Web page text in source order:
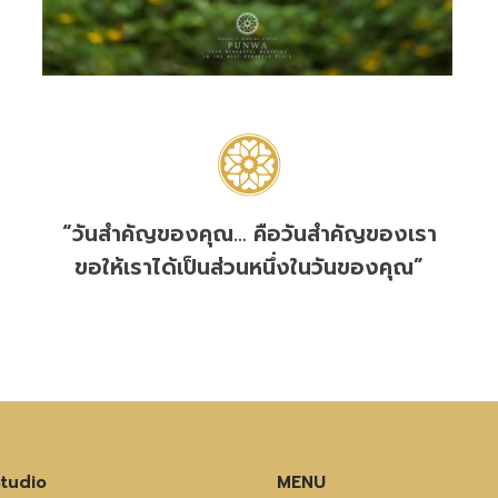
“วันสำคัญของคุณ… คือวันสำคัญของเรา
ขอให้เราได้เป็นส่วนหนึ่งในวันของคุณ”
MENU